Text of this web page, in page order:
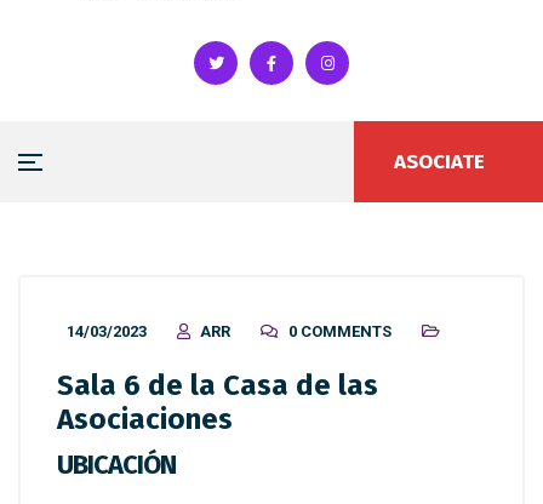
ASOCIATE
14/03/2023 ARR 0 COMMENTS
Sala 6 de la Casa de las
Asociaciones
UBICACIÓN